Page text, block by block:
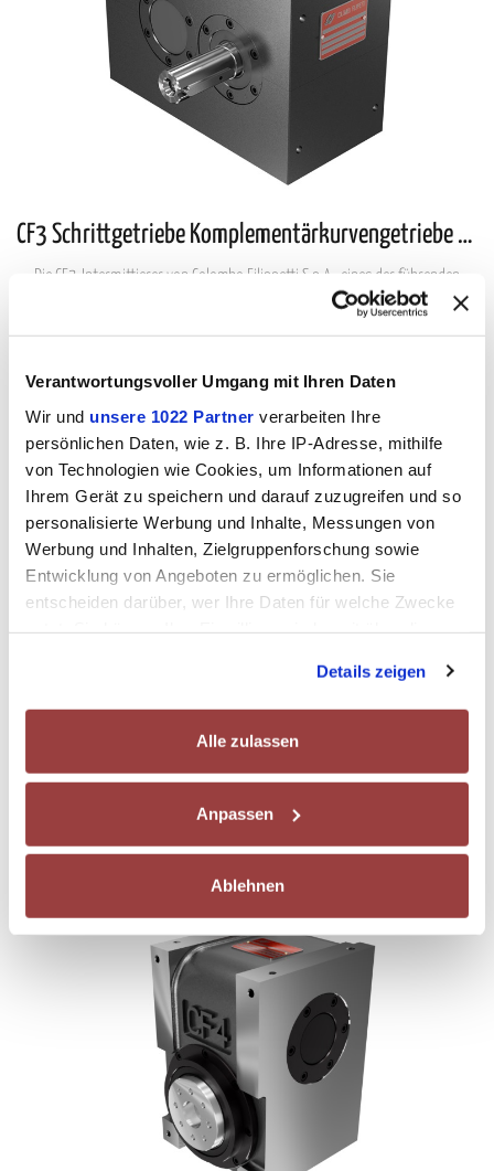
Verantwortungsvoller Umgang mit Ihren Daten
Wir und unsere 1022 Partner verarbeiten Ihre
persönlichen Daten, wie z. B. Ihre IP-Adresse, mithilfe
von Technologien wie Cookies, um Informationen auf
Ihrem Gerät zu speichern und darauf zuzugreifen und so
personalisierte Werbung und Inhalte, Messungen von
Werbung und Inhalten, Zielgruppenforschung sowie
Entwicklung von Angeboten zu ermöglichen. Sie
entscheiden darüber, wer Ihre Daten für welche Zwecke
Trigger Symbol ändern oder widerrufen
Wenn Sie es erlauben, würden wir auch gerne:
Ihr Gerät durch aktives Scannen nach
Abschnitt Einzelheiten fest.
Wir verwenden Cookies, um Inhalte und Anzeigen zu
personalisieren, Funktionen für soziale Medien anbieten
zu können und die Zugriffe auf unsere Website zu
analysieren. Außerdem geben wir Informationen zu Ihrer
Verwendung unserer Website an unsere Partner für
soziale Medien, Werbung und Analysen weiter. Unsere
Partner führen diese Informationen möglicherweise mit
Details zeigen
Alle zulassen
Anpassen
Ablehnen
CF3 Schrittgetriebe Komplementärkurvengetriebe mit parallelen
Die CF3-Intermittierer von Colombo Filippetti S.p.A., eines der führenden
Produkte des Unternehmens,...
CF4 Globoidkurven - Pendelgetriebe
kugelförmiger Globoidkurve...